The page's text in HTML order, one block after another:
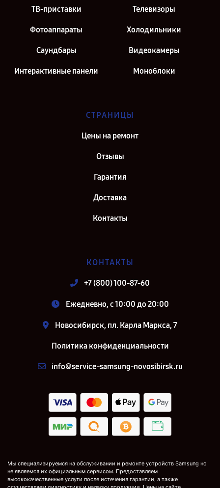
ТВ-приставки Телевизоры
Фотоаппараты Холодильники
Саундбары Видеокамеры
Интерактивные панели Моноблоки
СТРАНИЦЫ
Цены на ремонт
Отзывы
Гарантия
Доставка
Контакты
КОНТАКТЫ
+7 (800) 100-87-60
Ежедневно, с 10:00 до 20:00
Новосибирск, пл. Карла Маркса, 7
Политика конфиденциальности
info@service-samsung-novosibirsk.ru
Мы специализируемся на обслуживании и ремонте устройств Samsung но
не являемся их официальным сервисом. Предоставляем
высококачественные услуги после истечения гарантии, а также